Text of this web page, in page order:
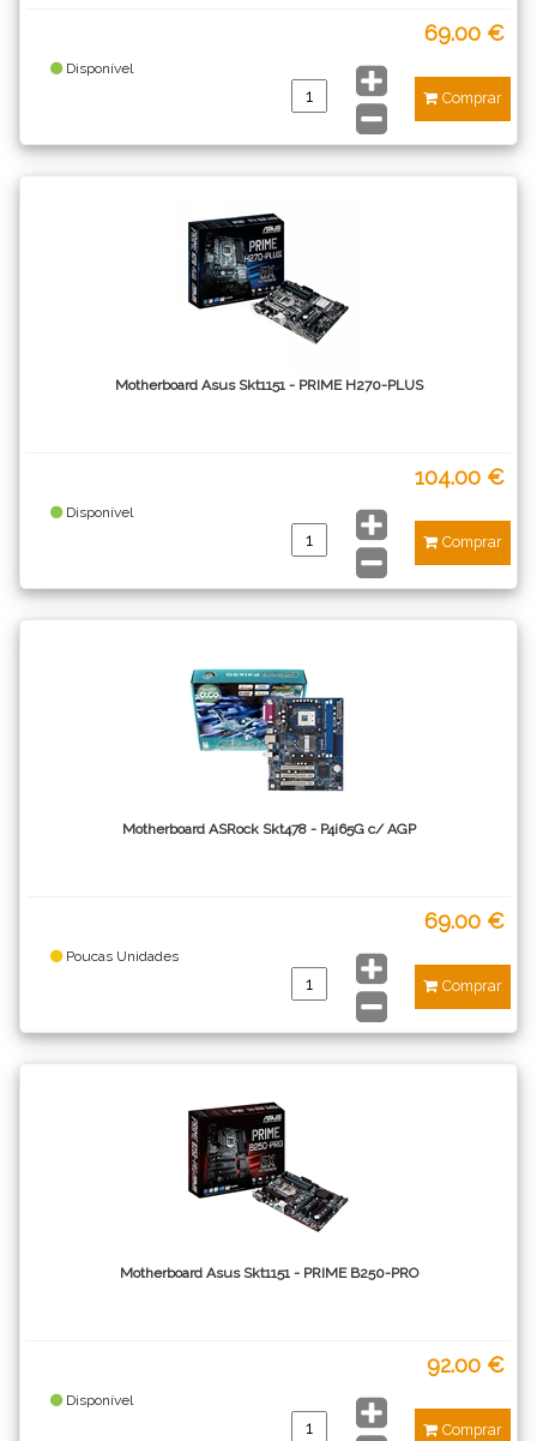
69.00 €
Disponível
Comprar
Motherboard Asus Skt1151 - PRIME H270-PLUS
104.00 €
Disponível
Comprar
Motherboard ASRock Skt478 - P4i65G c/ AGP
69.00 €
Poucas Unidades
Comprar
Motherboard Asus Skt1151 - PRIME B250-PRO
92.00 €
Disponível
Comprar